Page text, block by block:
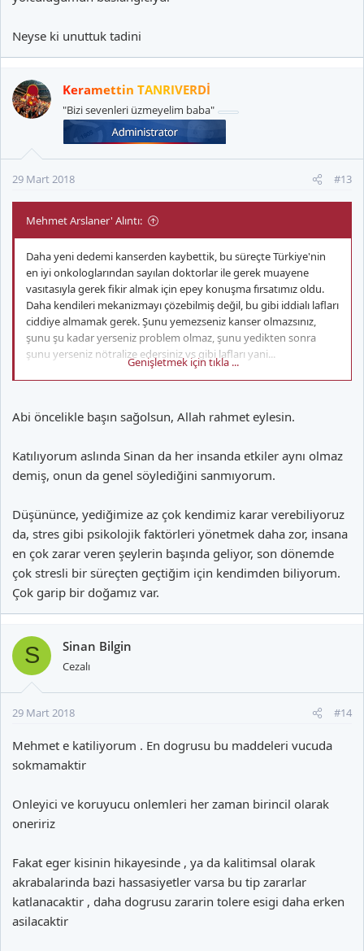
Neyse ki unuttuk tadini
Keramettin TANRIVERDİ
"Bizi sevenleri üzmeyelim baba"
29 Mart 2018 #13
Mehmet Arslaner' Alıntı:
Daha yeni dedemi kanserden kaybettik, bu süreçte Türkiye'nin
en iyi onkologlarından sayılan doktorlar ile gerek muayene
vasıtasıyla gerek fikir almak için epey konuşma fırsatımız oldu.
Daha kendileri mekanizmayı çözebilmiş değil, bu gibi iddialı lafları
ciddiye almamak gerek. Şunu yemezseniz kanser olmazsınız,
şunu şu kadar yerseniz problem olmaz, şunu yedikten sonra
şunu yerseniz nötralize edersiniz vs gibi lafları yani...
lazım. Mesela dedemden örnek vereyim, kendisi kolon kanseriydi
faktör var lakin şahsi kanaatime göre en büyük sebep stres dedi
mesela.
Genişletmek için tıkla ...
Abi öncelikle başın sağolsun, Allah rahmet eylesin.
Katılıyorum aslında Sinan da her insanda etkiler aynı olmaz
demiş, onun da genel söylediğini sanmıyorum.
Düşününce, yediğimize az çok kendimiz karar verebiliyoruz
da, stres gibi psikolojik faktörleri yönetmek daha zor, insana
en çok zarar veren şeylerin başında geliyor, son dönemde
çok stresli bir süreçten geçtiğim için kendimden biliyorum.
Çok garip bir doğamız var.
S Sinan Bilgin
Cezalı
29 Mart 2018 #14
Mehmet e katiliyorum . En dogrusu bu maddeleri vucuda
sokmamaktir
Onleyici ve koruyucu onlemleri her zaman birincil olarak
oneririz
Fakat eger kisinin hikayesinde , ya da kalitimsal olarak
akrabalarinda bazi hassasiyetler varsa bu tip zararlar
katlanacaktir , daha dogrusu zararin tolere esigi daha erken
asilacaktir